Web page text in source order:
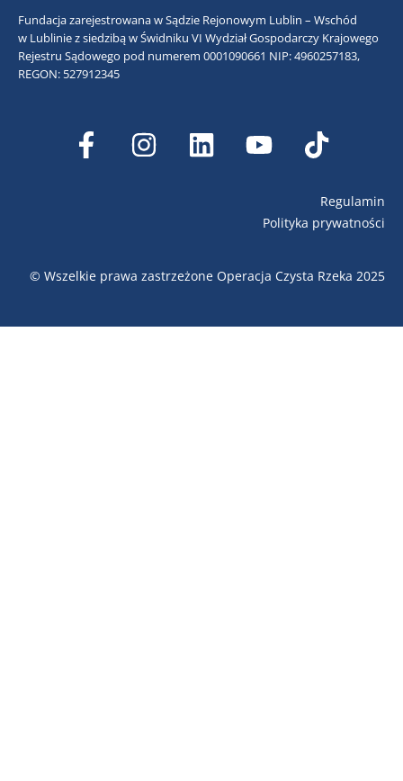
Fundacja zarejestrowana w Sądzie Rejonowym Lublin – Wschód
w Lublinie z siedzibą w Świdniku VI Wydział Gospodarczy Krajowego
Rejestru Sądowego pod numerem 0001090661 NIP: 4960257183,
REGON: 527912345
Regulamin
Polityka prywatności
© Wszelkie prawa zastrzeżone Operacja Czysta Rzeka 2025